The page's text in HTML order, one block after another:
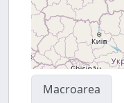
Macroarea